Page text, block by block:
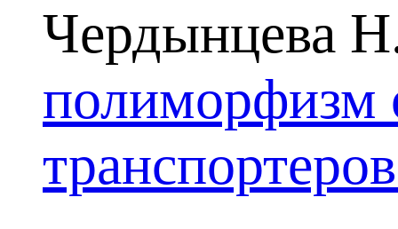
Чердынцева
полиморфизм